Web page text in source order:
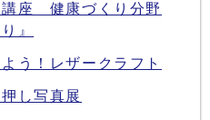
座 健康づくり分野
』
う！レザークラフト
し写真展